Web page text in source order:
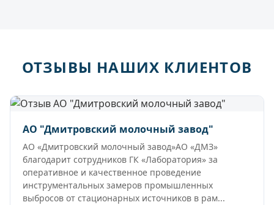
ОТЗЫВЫ НАШИХ КЛИЕНТОВ
АО "Дмитровский молочный завод"
АО «Дмитровский молочный завод»АО «ДМЗ»
благодарит сотрудников ГК «Лаборатория» за
оперативное и качественное проведение
инструментальных замеров промышленных
выбросов от стационарных источников в рам...